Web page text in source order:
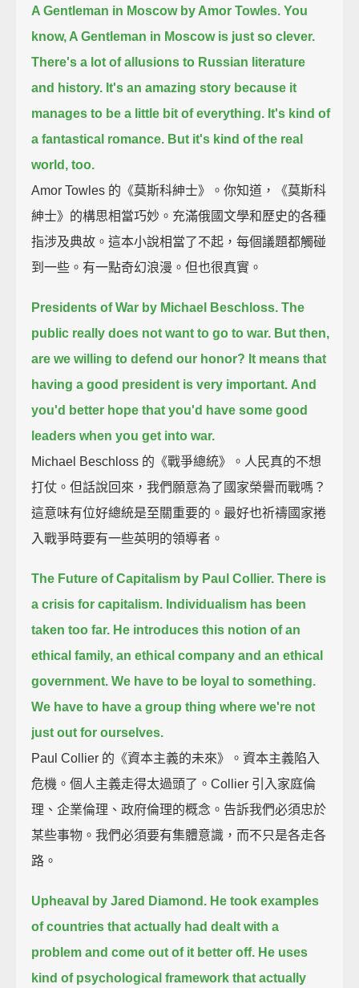
A Gentleman in Moscow by Amor Towles. You
know, A Gentleman in Moscow is just so clever.
There's a lot of allusions to Russian literature
and history. It's an amazing story because it
manages to be a little bit of everything. It's kind of
a fantastical romance. But it's kind of the real
world, too.
Amor Towles 的《莫斯科紳士》。你知道，《莫斯科
紳士》的構思相當巧妙。充滿俄國文學和歷史的各種
指涉及典故。這本小說相當了不起，每個議題都觸碰
到一些。有一點奇幻浪漫。但也很真實。
Presidents of War by Michael Beschloss. The
public really does not want to go to war. But then,
are we willing to defend our honor? It means that
having a good president is very important. And
you'd better hope that you'd have some good
leaders when you get into war.
Michael Beschloss 的《戰爭總統》。人民真的不想
打仗。但話說回來，我們願意為了國家榮譽而戰嗎？
這意味有位好總統是至關重要的。最好也祈禱國家捲
入戰爭時要有一些英明的領導者。
The Future of Capitalism by Paul Collier. There is
a crisis for capitalism. Individualism has been
taken too far. He introduces this notion of an
ethical family, an ethical company and an ethical
government. We have to be loyal to something.
We have to have a group thing where we're not
just out for ourselves.
Paul Collier 的《資本主義的未來》。資本主義陷入
危機。個人主義走得太過頭了。Collier 引入家庭倫
理、企業倫理、政府倫理的概念。告訴我們必須忠於
某些事物。我們必須要有集體意識，而不只是各走各
路。
Upheaval by Jared Diamond. He took examples
of countries that actually had dealt with a
problem and come out of it better off. He uses
kind of psychological framework that actually